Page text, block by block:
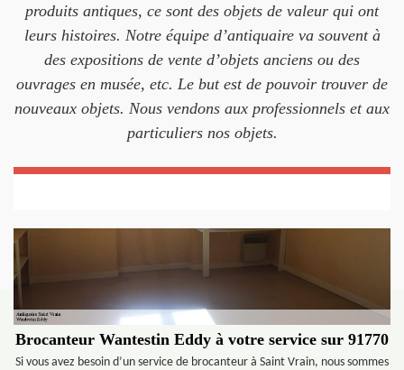
produits antiques, ce sont des objets de valeur qui ont
leurs histoires. Notre équipe d’antiquaire va souvent à
des expositions de vente d’objets anciens ou des
ouvrages en musée, etc. Le but est de pouvoir trouver de
nouveaux objets. Nous vendons aux professionnels et aux
particuliers nos objets.
Brocanteur Wantestin Eddy à votre service sur 91770
Si vous avez besoin d’un service de brocanteur à Saint Vrain, nous sommes